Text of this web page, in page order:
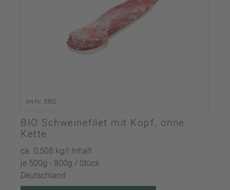
Art-Nr. 3302
BIO Schweinefilet mit Kopf, ohne
Kette
ca. 0,508 kg/l Inhalt
je 500g - 800g / Stück
Deutschland